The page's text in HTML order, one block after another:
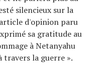
silencieux sur la
d'opinion paru
sa gratitude au
à Netanyahu
travers la guerre ».